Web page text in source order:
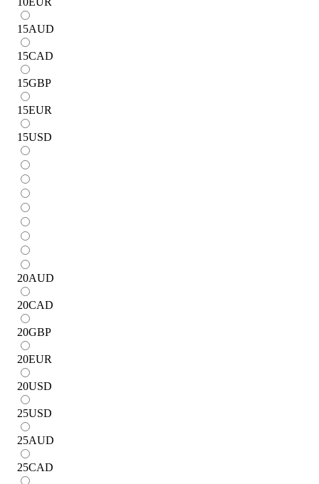
15AUD
15CAD
15GBP
15EUR
15USD
20AUD
20CAD
20GBP
20EUR
20USD
25USD
25AUD
25CAD